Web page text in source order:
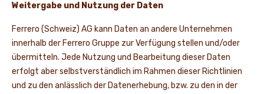
Weitergabe und Nutzung der Daten
Ferrero (Schweiz) AG kann Daten an andere Unternehmen
innerhalb der Ferrero Gruppe zur Verfügung stellen und/oder
übermitteln. Jede Nutzung und Bearbeitung dieser Daten
erfolgt aber selbstverständlich im Rahmen dieser Richtlinien
und zu den anlässlich der Datenerhebung, bzw. zu den in der